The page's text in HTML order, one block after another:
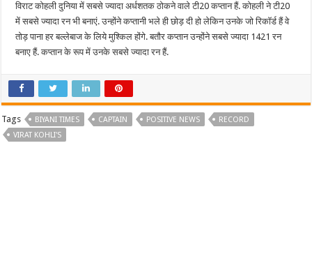
विराट कोहली दुनिया में सबसे ज्यादा अर्धशतक ठोकने वाले टी20 कप्तान हैं. कोहली ने टी20
में सबसे ज्यादा रन भी बनाएं. उन्होंने कप्तानी भले ही छोड़ दी हो लेकिन उनके जो रिकॉर्ड हैं वे
तोड़ पाना हर बल्लेबाज के लिये मुश्किल होंगे. बतौर कप्तान उन्होंने सबसे ज्यादा 1421 रन
बनाए हैं. कप्तान के रूप में उनके सबसे ज्यादा रन हैं.
Tags BIYANI TIMES CAPTAIN POSITIVE NEWS
RECORD
VIRAT KOHLI'S